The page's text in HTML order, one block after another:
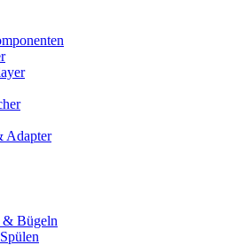
Adapter
& Bügeln